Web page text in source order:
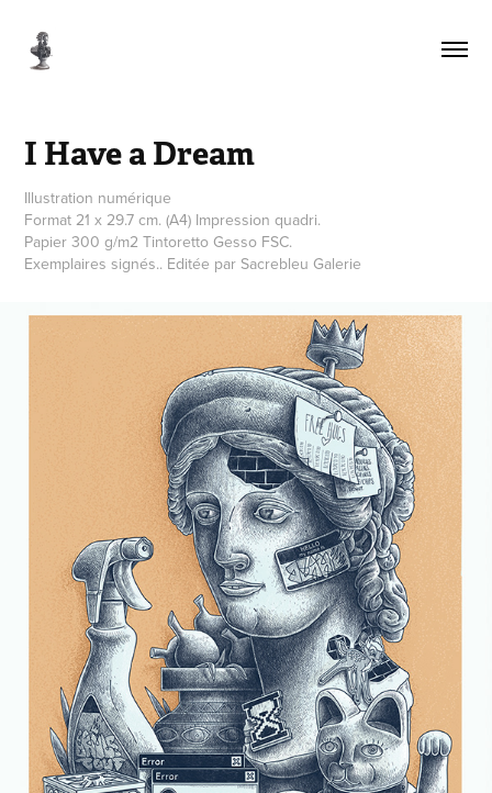
I Have a Dream
Illustration numérique
Format 21 x 29.7 cm. (A4) Impression quadri.
Papier 300 g/m2 Tintoretto Gesso FSC.
Exemplaires signés.. Editée par Sacrebleu Galerie